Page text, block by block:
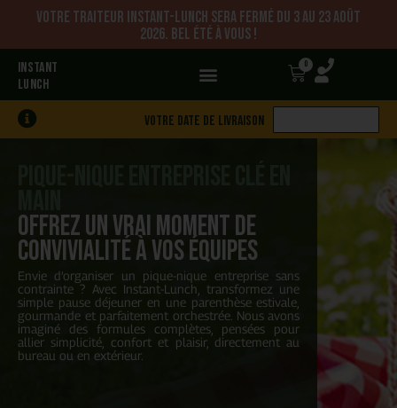
Votre traiteur Instant-Lunch sera fermé du 3 au 23 août
2026. Bel été à vous !
INSTANT
LUNCH
0
Votre date de livraison
Offrez un vrai moment de
convivialité à vos équipes
Envie d’organiser un pique-nique entreprise sans
contrainte ? Avec Instant-Lunch, transformez une
simple pause déjeuner en une parenthèse estivale,
gourmande et parfaitement orchestrée. Nous avons
imaginé des formules complètes, pensées pour
allier simplicité, confort et plaisir, directement au
bureau ou en extérieur.